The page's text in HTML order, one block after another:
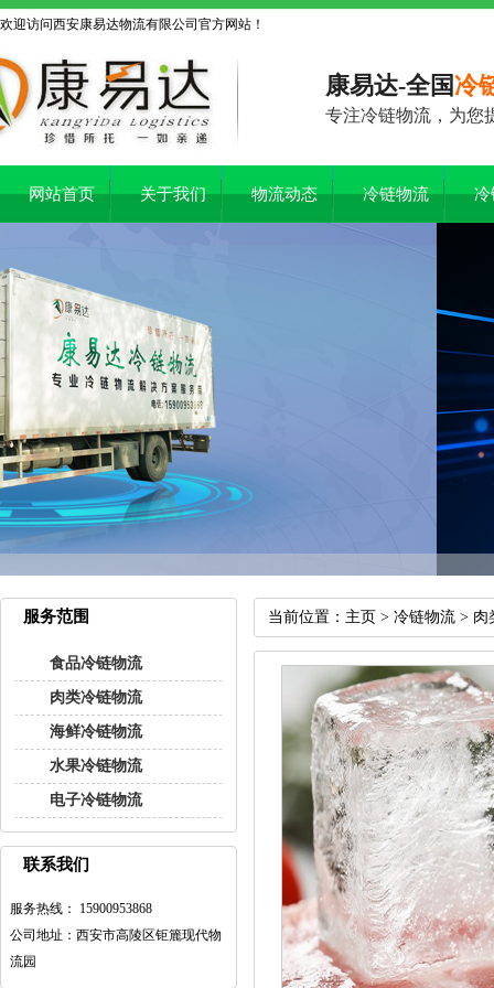
欢迎访问西安康易达物流有限公司官方网站！
康易达-全国冷
专注冷链物流，为您
网站首页 关于我们 物流动态 冷链物流 冷
服务范围
食品冷链物流
肉类冷链物流
海鲜冷链物流
水果冷链物流
电子冷链物流
联系我们
服务热线： 15900953868
公司地址：西安市高陵区钜簏现代物
流园
当前位置： 主页 > 冷链物流 > 肉